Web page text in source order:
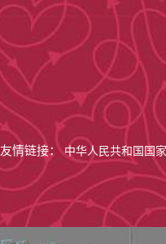
友情链接：中华人民共和国国